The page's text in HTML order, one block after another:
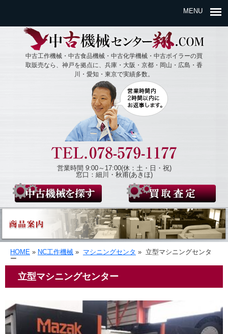
MENU
中古工作機械・中古食品機械・中古化学機械・中古ボイラーの買
取販売なら、神戸を拠点に、兵庫・大阪・京都・岡山・広島・香
川・愛知・東京で実績多数。
営業時間 9:00～17:00(休：土・日・祝)
窓口：細川・秋甫(あきほ)
HOME » NC工作機械 » マシニングセンタ » 立型マシニングセンタ
ー
立型マシニングセンター